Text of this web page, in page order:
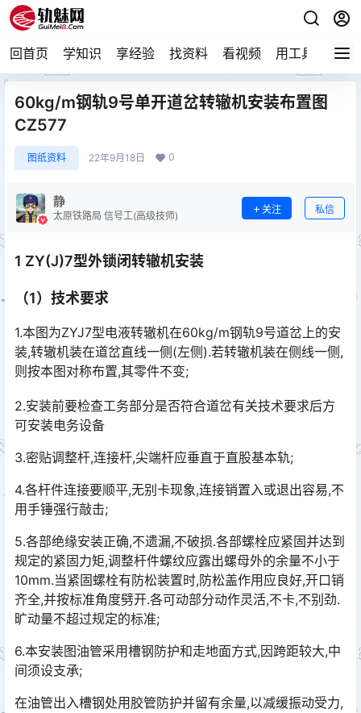
回首页 学知识 享经验 找资料 看视频 用工具 论技
60kg/m钢轨9号单开道岔转辙机安装布置图
CZ577
图纸资料 22年9月18日 0
静
太原铁路局 信号工(高级技师)
关注 私信
1 ZY(J)7型外锁闭转辙机安装
（1）技术要求
1.本图为ZYJ7型电液转辙机在60kg/m钢轨9号道岔上的安
装,转辙机装在道岔直线一侧(左侧).若转辙机装在侧线一侧,
则按本图对称布置,其零件不变;
2.安装前要检查工务部分是否符合道岔有关技术要求后方
可安装电务设备
3.密贴调整杆,连接杆,尖端杆应垂直于直股基本轨;󠄐󠄹󠅀󠄪󠄢󠄡󠄨󠄞󠄧󠄨󠄞󠄡󠄨󠄣󠄞󠄢󠄢󠄥󠄬󠅒󠅢󠄟󠄮󠄐󠅅󠄹󠄴󠄪󠄡󠄬󠅒󠅢󠄟󠄮󠄾󠅑󠅝󠅕󠄪󠄡󠄣󠄢󠄧󠄩󠄡󠄩󠄧󠄩󠄧󠄩󠄬󠅒󠅢󠄟󠄮󠇘󠆭󠆘󠇙󠆝󠅵󠇗󠆭󠆁󠄐󠇗󠅹󠅸󠇖󠆍󠅳󠇖󠅹󠅰󠇖󠆌󠅹󠄬󠅒󠅢󠄟󠄮󠅅󠅃󠄵󠅂󠄪󠇖󠆨󠆨󠇕󠆞󠆒󠅬󠇘󠆭󠆘󠇙󠆝󠅵󠇗󠆭󠆁󠄐󠇗󠅹󠅸󠇖󠆍󠅳󠇖󠅹󠅰󠇖󠆌󠅹
4.各杆件连接要顺平,无别卡现象,连接销置入或退出容易,不
用手锤强行敲击;󠄐󠄹󠅀󠄪󠄢󠄡󠄨󠄞󠄧󠄨󠄞󠄡󠄨󠄣󠄞󠄢󠄢󠄥󠄬󠅒󠅢󠄟󠄮󠄐󠅅󠄹󠄴󠄪󠄡󠄬󠅒󠅢󠄟󠄮󠄾󠅑󠅝󠅕󠄪󠄡󠄣󠄢󠄧󠄩󠄡󠄩󠄧󠄩󠄧󠄩󠄬󠅒󠅢󠄟󠄮󠇘󠆭󠆘󠇙󠆝󠅵󠇗󠆭󠆁󠄐󠇗󠅹󠅸󠇖󠆍󠅳󠇖󠅹󠅰󠇖󠆌󠅹󠄬󠅒󠅢󠄟󠄮󠅅󠅃󠄵󠅂󠄪󠇖󠆨󠆨󠇕󠆞󠆒󠅬󠇘󠆭󠆘󠇙󠆝󠅵󠇗󠆭󠆁󠄐󠇗󠅹󠅸󠇖󠆍󠅳󠇖󠅹󠅰󠇖󠆌󠅹
5.各部绝缘安装正确,不遗漏,不破损.各部螺栓应紧固并达到
规定的紧固力矩,调整杆件螺纹应露出螺母外的余量不小于
10mm.当紧固螺栓有防松装置时,防松盖作用应良好,开口销
齐全,并按标准角度劈开.各可动部分动作灵活,不卡,不别劲.
旷动量不超过规定的标准;󠄐󠄹󠅀󠄪󠄢󠄡󠄨󠄞󠄧󠄨󠄞󠄡󠄨󠄣󠄞󠄢󠄢󠄥󠄬󠅒󠅢󠄟󠄮󠄐󠅅󠄹󠄴󠄪󠄡󠄬󠅒󠅢󠄟󠄮󠄾󠅑󠅝󠅕󠄪󠄡󠄣󠄢󠄧󠄩󠄡󠄩󠄧󠄩󠄧󠄩󠄬󠅒󠅢󠄟󠄮󠇘󠆭󠆘󠇙󠆝󠅵󠇗󠆭󠆁󠄐󠇗󠅹󠅸󠇖󠆍󠅳󠇖󠅹󠅰󠇖󠆌󠅹󠄬󠅒󠅢󠄟󠄮󠅅󠅃󠄵󠅂󠄪󠇖󠆨󠆨󠇕󠆞󠆒󠅬󠇘󠆭󠆘󠇙󠆝󠅵󠇗󠆭󠆁󠄐󠇗󠅹󠅸󠇖󠆍󠅳󠇖󠅹󠅰󠇖󠆌󠅹
6.本安装图油管采用槽钢防护和走地面方式,因跨距较大,中
间须设支承;󠄐󠄹󠅀󠄪󠄢󠄡󠄨󠄞󠄧󠄨󠄞󠄡󠄨󠄣󠄞󠄢󠄢󠄥󠄬󠅒󠅢󠄟󠄮󠄐󠅅󠄹󠄴󠄪󠄡󠄬󠅒󠅢󠄟󠄮󠄾󠅑󠅝󠅕󠄪󠄡󠄣󠄢󠄧󠄩󠄡󠄩󠄧󠄩󠄧󠄩󠄬󠅒󠅢󠄟󠄮󠇘󠆭󠆘󠇙󠆝󠅵󠇗󠆭󠆁󠄐󠇗󠅹󠅸󠇖󠆍󠅳󠇖󠅹󠅰󠇖󠆌󠅹󠄬󠅒󠅢󠄟󠄮󠅅󠅃󠄵󠅂󠄪󠇖󠆨󠆨󠇕󠆞󠆒󠅬󠇘󠆭󠆘󠇙󠆝󠅵󠇗󠆭󠆁󠄐󠇗󠅹󠅸󠇖󠆍󠅳󠇖󠅹󠅰󠇖󠆌󠅹
在油管出入槽钢处用胶管防护并留有余量,以减缓振动受力,